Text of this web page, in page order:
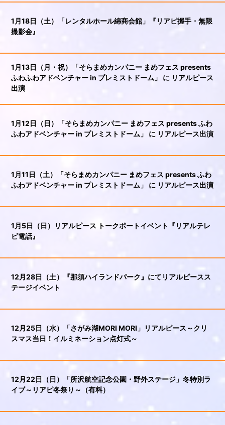
1月18日（土）「レンタルホール綿商会館」『リアピ握手・無限
撮影会』
1月13日（月・祝）「そらまめカンパニー まめフェス presents
ふわふわアドベンチャー in プレミストドーム」 に リアルピース
出演
1月12日（日）「そらまめカンパニー まめフェス presents ふわ
ふわアドベンチャー in プレミストドーム」 に リアルピース出演
1月11日（土）「そらまめカンパニー まめフェス presents ふわ
ふわアドベンチャー in プレミストドーム」 に リアルピース出演
1月5日（日）リアルピース トークポートイベント『リアルテレ
ビ電話』
12月28日（土）『那須ハイランドパーク』にてリアルピースス
テージイベント
12月25日（水）「さがみ湖MORI MORI」リアルピース～クリ
スマス当日！イルミネーション点灯式～
12月22日（日）「所沢航空記念公園・野外ステージ」冬特別ラ
イブ～リアピ冬祭り～（有料）